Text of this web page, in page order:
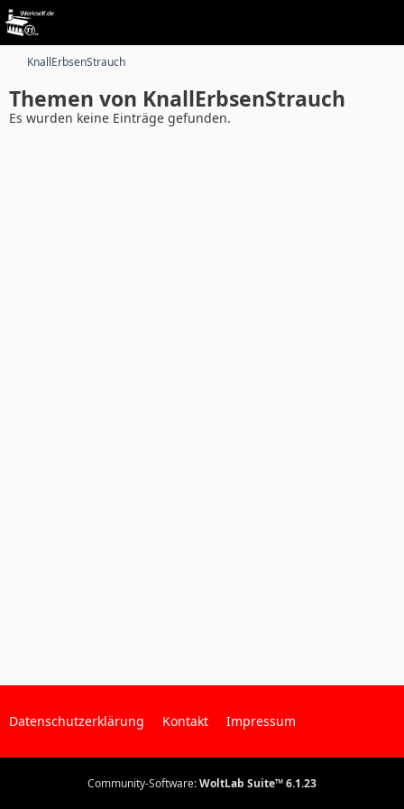
KnallErbsenStrauch
Themen von KnallErbsenStrauch
Es wurden keine Einträge gefunden.
Datenschutzerklärung Kontakt Impressum
Community-Software:WoltLab Suite™ 6.1.23